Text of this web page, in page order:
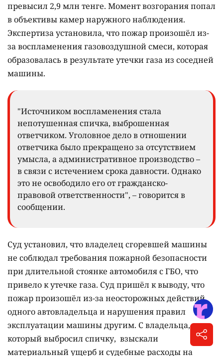
превысил 2,9 млн тенге. Момент возгорания попал
в объективы камер наружного наблюдения.
Экспертиза установила, что пожар произошёл из-
за воспламенения газовоздушной смеси, которая
образовалась в результате утечки газа из соседней
машины.
"Источником воспламенения стала
непотушенная спичка, выброшенная
ответчиком. Уголовное дело в отношении
ответчика было прекращено за отсутствием
умысла, а административное производство –
в связи с истечением срока давности. Однако
это не освободило его от гражданско-
правовой ответственности", – говорится в
сообщении.
Суд установил, что владелец сгоревшей машины
не соблюдал требования пожарной безопасности
при длительной стоянке автомобиля с ГБО, что
привело к утечке газа. Суд пришёл к выводу, что
пожар произошёл из-за неосторожных действий
одного автовладельца и нарушения правил
эксплуатации машины другим. С владельца,
который выбросил спичку, взыскали
материальный ущерб и судебные расходы на